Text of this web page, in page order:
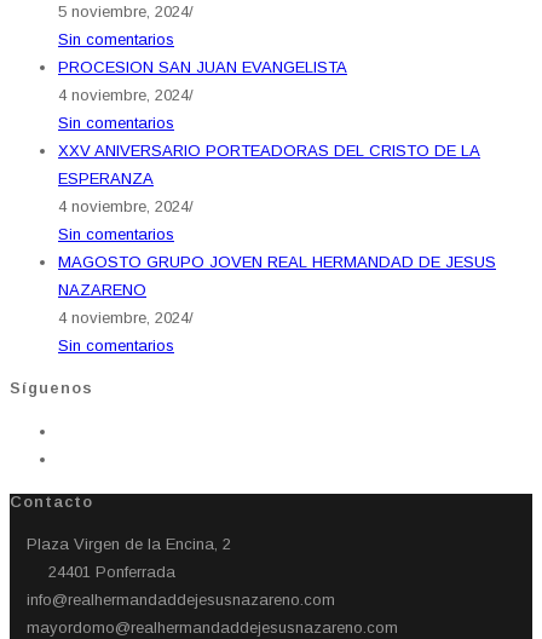
5 noviembre, 2024/
Sin comentarios
PROCESION SAN JUAN EVANGELISTA
4 noviembre, 2024/
Sin comentarios
XXV ANIVERSARIO PORTEADORAS DEL CRISTO DE LA
ESPERANZA
4 noviembre, 2024/
Sin comentarios
MAGOSTO GRUPO JOVEN REAL HERMANDAD DE JESUS
NAZARENO
4 noviembre, 2024/
Sin comentarios
Síguenos
Contacto
Plaza Virgen de la Encina, 2
24401 Ponferrada​
info@realhermandaddejesusnazareno.com
mayordomo@realhermandaddejesusnazareno.com